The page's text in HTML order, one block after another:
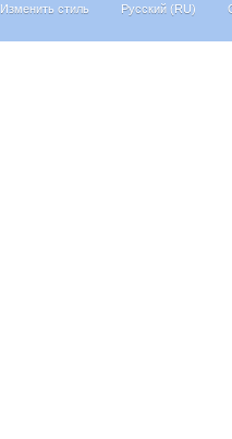
Изменить стиль Русский (RU)